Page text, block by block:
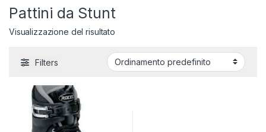
Pattini da Stunt
Visualizzazione del risultato
Filters